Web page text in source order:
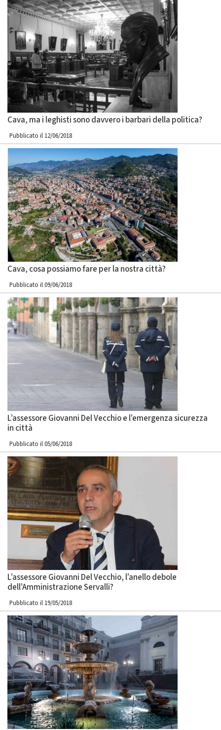
Cava, ma i leghisti sono davvero i barbari della politica?
Pubblicato il 12/06/2018
Cava, cosa possiamo fare per la nostra città?
Pubblicato il 09/06/2018
L’assessore Giovanni Del Vecchio e l’emergenza sicurezza
in città
Pubblicato il 05/06/2018
L’assessore Giovanni Del Vecchio, l’anello debole
dell’Amministrazione Servalli?
Pubblicato il 19/05/2018